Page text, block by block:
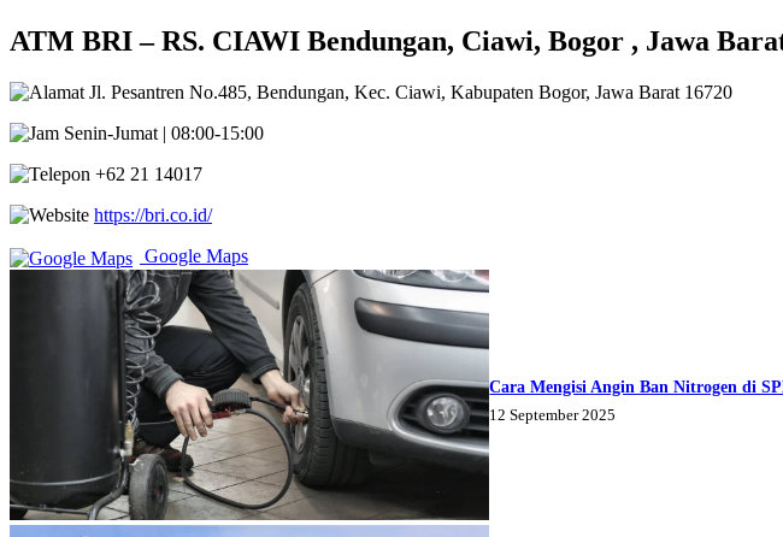
ATM BRI – RS. CIAWI Bendungan, Ciawi, Bogor , Jawa
Jl. Pesantren No.485, Bendungan, Kec. Ciawi, Kabupaten Bogor, Jawa Barat 16720
Senin-Jumat | 08:00-15:00
+62 21 14017
https://bri.co.id/
Google Maps
Cara Mengisi Angin Ban Nitrogen di
12 September 2025